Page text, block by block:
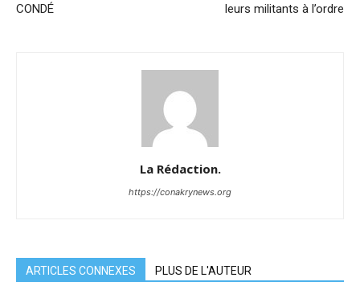
CONDÉ
leurs militants à l’ordre
La Rédaction.
https://conakrynews.org
ARTICLES CONNEXES PLUS DE L'AUTEUR